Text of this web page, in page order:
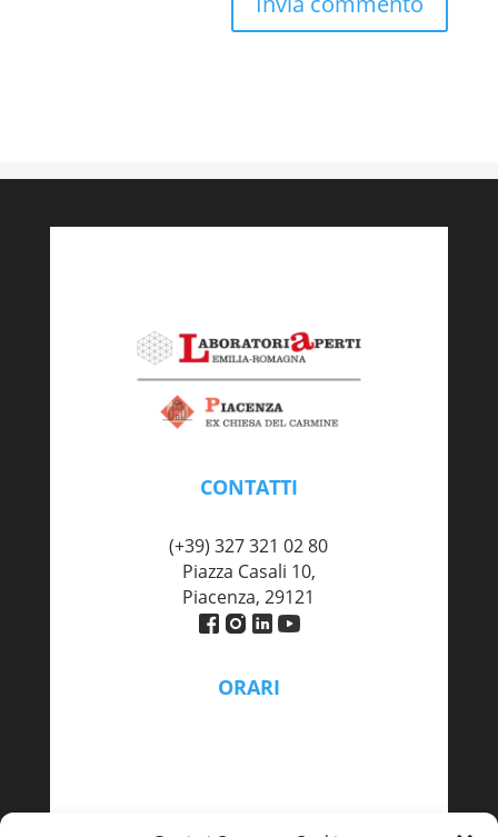
CONTATTI
(+39) 327 321 02 80
Piazza Casali 10,
Piacenza, 29121
ORARI